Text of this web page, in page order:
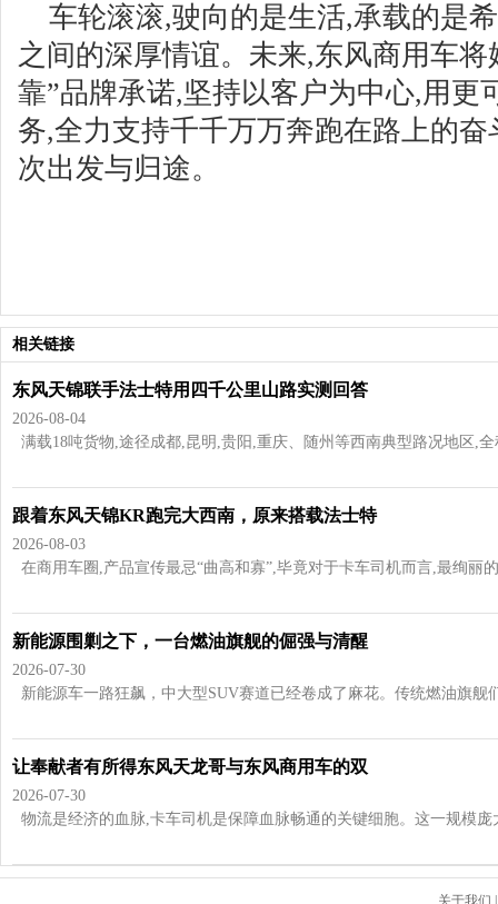
车轮滚滚,驶向的是生活,承载的是
之间的深厚情谊。未来,东风商用车
靠”品牌承诺,坚持以客户为中心,用更
务,全力支持千千万万奔跑在路上的
次出发与归途。
相关链接
东风天锦联手法士特用四千公里山路实测回答
2026-08-04
满载18吨货物,途径成都,昆明,贵阳,重庆、随州等西南典型路况地区,
跟着东风天锦KR跑完大西南，原来搭载法士特
2026-08-03
在商用车圈,产品宣传最忌“曲高和寡”,毕竟对于卡车司机而言,最绚丽
新能源围剿之下，一台燃油旗舰的倔强与清醒
2026-07-30
新能源车一路狂飙，中大型SUV赛道已经卷成了麻花。传统燃油旗
让奉献者有所得东风天龙哥与东风商用车的双
2026-07-30
物流是经济的血脉,卡车司机是保障血脉畅通的关键细胞。这一规模
关于我们